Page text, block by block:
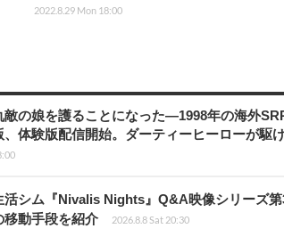
2022.8.29 Mon 18:00
の娘を護ることになった―1998年の海外
体験版配信開始。ダーティーヒーローが駆
シム『Nivalis Nights』Q&A映像シリーズ第
移動手段を紹介
2026.8.8 Sat 20:30